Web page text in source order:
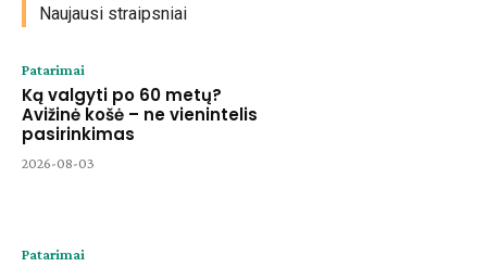
Naujausi straipsniai
Patarimai
Ką valgyti po 60 metų?
Avižinė košė – ne vienintelis
pasirinkimas
2026-08-03
Patarimai